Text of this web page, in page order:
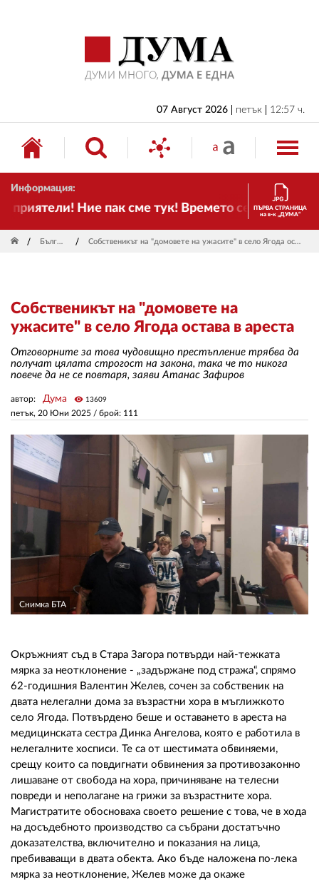
07 Август 2026 петък 12:57 ч.
Информация:
Ние пак сме тук! Времето се променя и
ПЪРВА СТРАНИЦА
на в-к „ДУМА“
България Собственикът на "домовете на ужасите" в село Ягода остава в ареста
Снимка БТА
Собственикът на "домовете на
ужасите" в село Ягода остава в ареста
Отговорните за това чудовищно престъпление трябва да
получат цялата строгост на закона, така че то никога
повече да не се повтаря, заяви Атанас Зафиров
петък, 20 Юни 2025 / брой: 111
автор: Дума visibility 13609
Окръжният съд в Стара Загора потвърди най-тежката
мярка за неотклонение - „задържане под стража“, спрямо
62-годишния Валентин Желев, сочен за собственик на
двата нелегални дома за възрастни хора в мъглижкото
село Ягода. Потвърдено беше и оставането в ареста на
медицинската сестра Динка Ангелова, която е работила в
нелегалните хосписи. Те са от шестимата обвиняеми,
срещу които са повдигнати обвинения за противозаконно
лишаване от свобода на хора, причиняване на телесни
повреди и неполагане на грижи за възрастните хора.
Магистратите обосноваха своето решение с това, че в хода
на досъдебното производство са събрани достатъчно
доказателства, включително и показания на лица,
пребиваващи в двата обекта. Ако бъде наложена по-лека
мярка за неотклонение, Желев може да окаже
БЪЛГАРИЯ
ИКОНОМИКА
ИЗБОРИ
СВЯТ
ДРУГИ
ЗА НАС
РЕКЛАМА
АБОНАМЕНТ
УСЛОВИЯ ЗА ПОЛЗВАНЕ
ПОЛИТИКА ЗА БИСКВИТКИТЕ
ПОЛИТИКАТА ЗА
ПОВЕРИТЕЛНОСТ